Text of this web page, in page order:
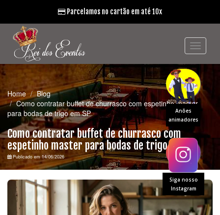
Anões
animadores
Siga nosso
Instagram
Parcelamos no cartão em até 10x
Home
Blog
Como contratar buffet de churrasco com espetinho master
para bodas de trigo em SP
Como contratar buffet de churrasco com
espetinho master para bodas de trigo em SP
Publicado em 14/06/2026